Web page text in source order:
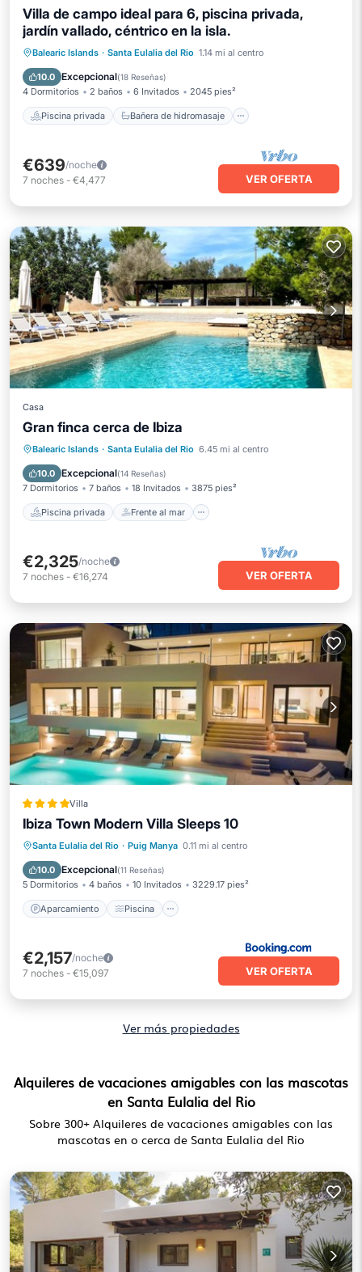
Villa de campo ideal para 6, piscina privada,
jardín vallado, céntrico en la isla.
Balearic Islands · Santa Eulalia del Rio 1.14 mi al centro
10.0 Excepcional(18 Reseñas)
4 Dormitorios 2 baños 6 Invitados 2045 pies²
Piscina privada Bañera de hidromasaje
Piscina privada
Bañera de hidromasaje
Aparcamiento
€639/noche
7 noches - €4,477 VER OFERTA
Casa
Gran finca cerca de Ibiza
Balearic Islands · Santa Eulalia del Rio 6.45 mi al centro
10.0 Excepcional(14 Reseñas)
7 Dormitorios 7 baños 18 Invitados 3875 pies²
Piscina privada Frente al mar
Piscina privada
Frente al mar
Aparcamiento
€2,325/noche
7 noches - €16,274 VER OFERTA
Villa
Ibiza Town Modern Villa Sleeps 10
Santa Eulalia del Rio · Puig Manya 0.11 mi al centro
10.0 Excepcional(11 Reseñas)
5 Dormitorios 4 baños 10 Invitados 3229.17 pies²
Aparcamiento Piscina
Aparcamiento Piscina
Vistas
Aire acondicionado
€2,157/noche
7 noches - €15,097 VER OFERTA
Ver más propiedades
Alquileres de vacaciones amigables con las mascotas
en Santa Eulalia del Rio
Sobre 300+ Alquileres de vacaciones amigables con las
mascotas en o cerca de Santa Eulalia del Rio